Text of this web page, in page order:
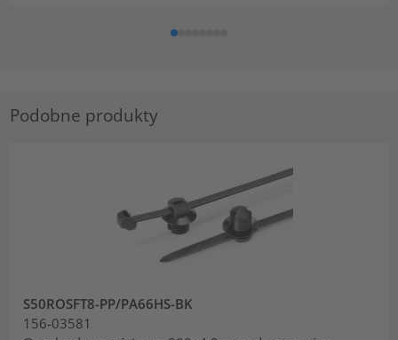
Podobne produkty
S50ROSFT8-PP/PA66HS-BK
156-03581